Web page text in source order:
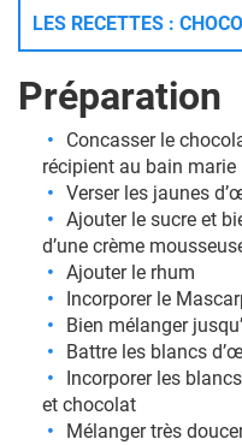
LES RECETTES :
Préparation
Concasser le
récipient au bain marie
Verser les jaunes
Ajouter le sucre et
d’une crème
Ajouter le rhum
Incorporer le
Bien mélanger
Battre les blancs
Incorporer les
et chocolat
Mélanger très